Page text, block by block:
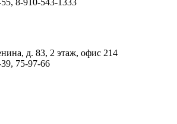
8-910-543-1333
д. 83, 2 этаж, офис 214
75-97-66